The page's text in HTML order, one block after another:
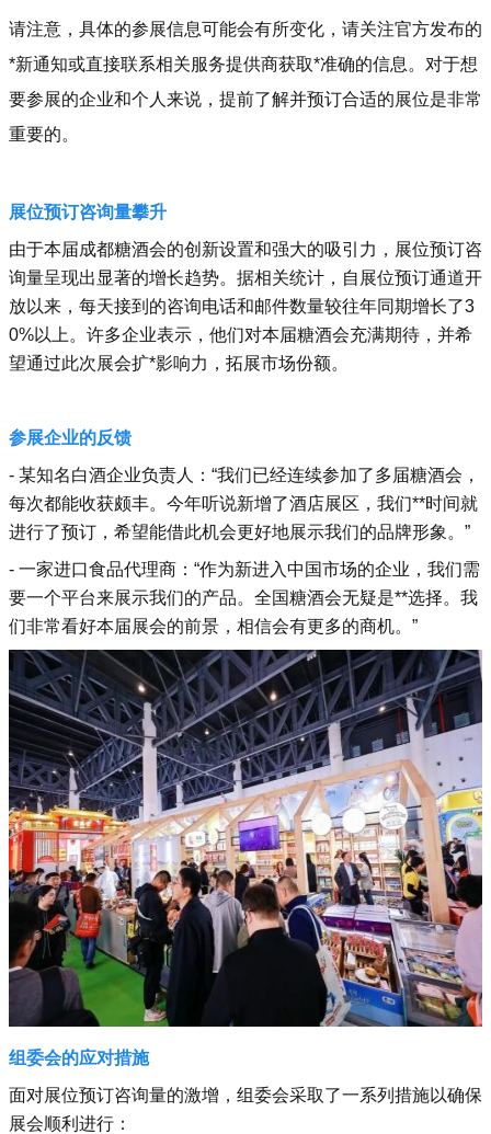
请注意，具体的参展信息可能会有所变化，请关注官方发布的
*新通知或直接联系相关服务提供商获取*准确的信息。对于想
要参展的企业和个人来说，提前了解并预订合适的展位是非常
重要的。
展位预订咨询量攀升
由于本届成都糖酒会的创新设置和强大的吸引力，展位预订咨
询量呈现出显著的增长趋势。据相关统计，自展位预订通道开
放以来，每天接到的咨询电话和邮件数量较往年同期增长了3
0%以上。许多企业表示，他们对本届糖酒会充满期待，并希
望通过此次展会扩*影响力，拓展市场份额。
参展企业的反馈
- 某知名白酒企业负责人：“我们已经连续参加了多届糖酒会，
每次都能收获颇丰。今年听说新增了酒店展区，我们**时间就
进行了预订，希望能借此机会更好地展示我们的品牌形象。”
- 一家进口食品代理商：“作为新进入中国市场的企业，我们需
要一个平台来展示我们的产品。全国糖酒会无疑是**选择。我
们非常看好本届展会的前景，相信会有更多的商机。”
组委会的应对措施
面对展位预订咨询量的激增，组委会采取了一系列措施以确保
展会顺利进行：